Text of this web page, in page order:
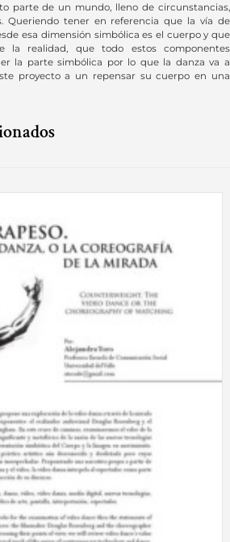
parte de un mundo, lleno de circunstancias,
Queriendo tener en referencia que la vía de
esa dimensión simbólica es el cuerpo y que
la realidad, que todo estos componentes
la parte simbólica por lo que la danza va a
proyecto a un repensar su cuerpo en una